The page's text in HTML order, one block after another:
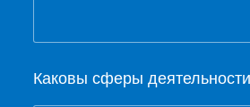
Каковы сферы